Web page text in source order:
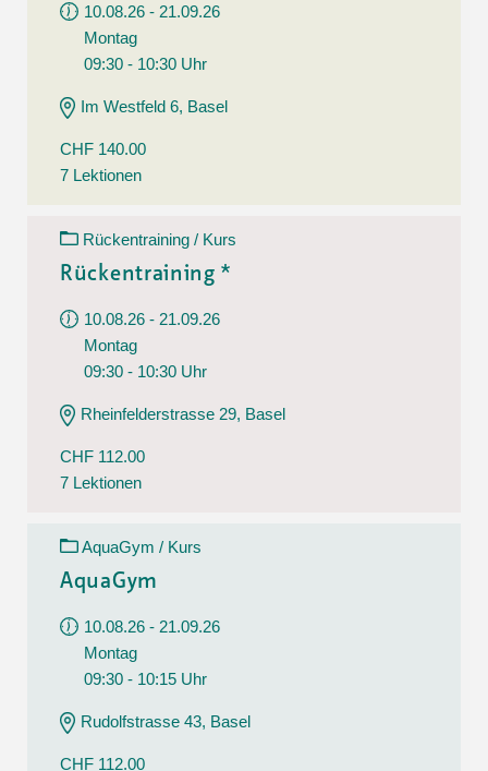
10.08.26 - 21.09.26
Montag
09:30 - 10:30 Uhr
Im Westfeld 6, Basel
CHF 140.00
7 Lektionen
Rückentraining / Kurs
Rückentraining *
10.08.26 - 21.09.26
Montag
09:30 - 10:30 Uhr
Rheinfelderstrasse 29, Basel
CHF 112.00
7 Lektionen
AquaGym / Kurs
AquaGym
10.08.26 - 21.09.26
Montag
09:30 - 10:15 Uhr
Rudolfstrasse 43, Basel
CHF 112.00